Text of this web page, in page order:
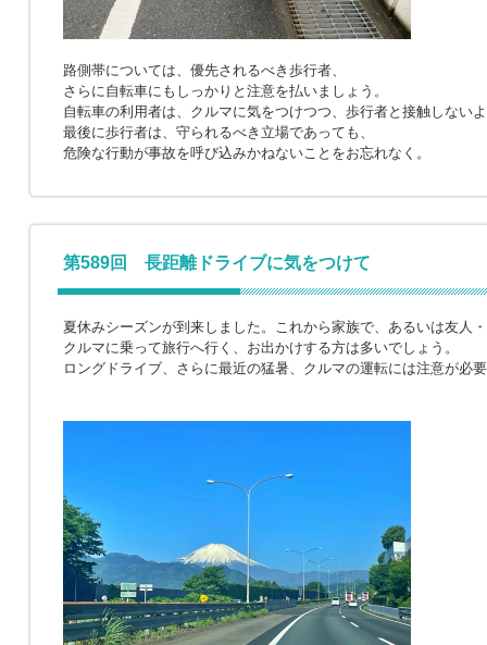
路側帯については、優先されるべき歩行者、
さらに自転車にもしっかりと注意を払いましょう。
自転車の利用者は、クルマに気をつけつつ、歩行者と接触しない
最後に歩行者は、守られるべき立場であっても、
危険な行動が事故を呼び込みかねないことをお忘れなく。
第589回 長距離ドライブに気をつけて
夏休みシーズンが到来しました。これから家族で、あるいは友人
クルマに乗って旅行へ行く、お出かけする方は多いでしょう。
ロングドライブ、さらに最近の猛暑、クルマの運転には注意が必